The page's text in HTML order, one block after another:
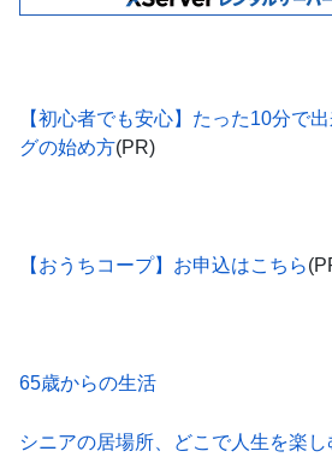
【初心者でも安心】たった10分で
グの始め方(PR)
【おうちコープ】お申込はこちら
65歳からの生活
シニアの居場所、どこで人生を楽し